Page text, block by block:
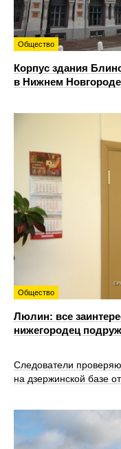
Общество
Корпус здания
в Нижнем Новгороде
Общество
Люлин: все
нижегородец
Следователи
на дзержинской базе